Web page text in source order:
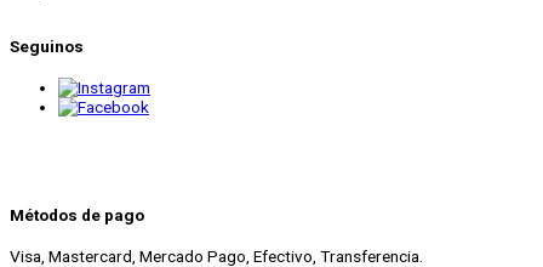
Seguinos
Métodos de pago
Visa, Mastercard, Mercado Pago, Efectivo, Transferencia.